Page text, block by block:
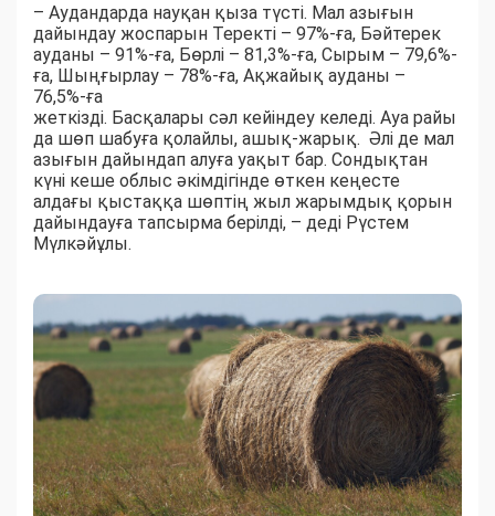
– Аудандарда науқан қыза түсті. Мал азығын
дайындау жоспарын Теректі – 97%-ға, Бәйтерек
ауданы – 91%-ға, Бөрлі – 81,3%-ға, Сырым – 79,6%-
ға, Шыңғырлау – 78%-ға, Ақжайық ауданы –
76,5%-ға
жеткізді. Басқалары сәл кейіндеу келеді. Ауа райы
да шөп шабуға қолайлы, ашық-жарық. Әлі де мал
азығын дайындап алуға уақыт бар. Сондықтан
күні кеше облыс әкімдігінде өткен кеңесте
алдағы қыстаққа шөптің жыл жарымдық қорын
дайындауға тапсырма берілді, – деді Рүстем
Мүлкәйұлы.